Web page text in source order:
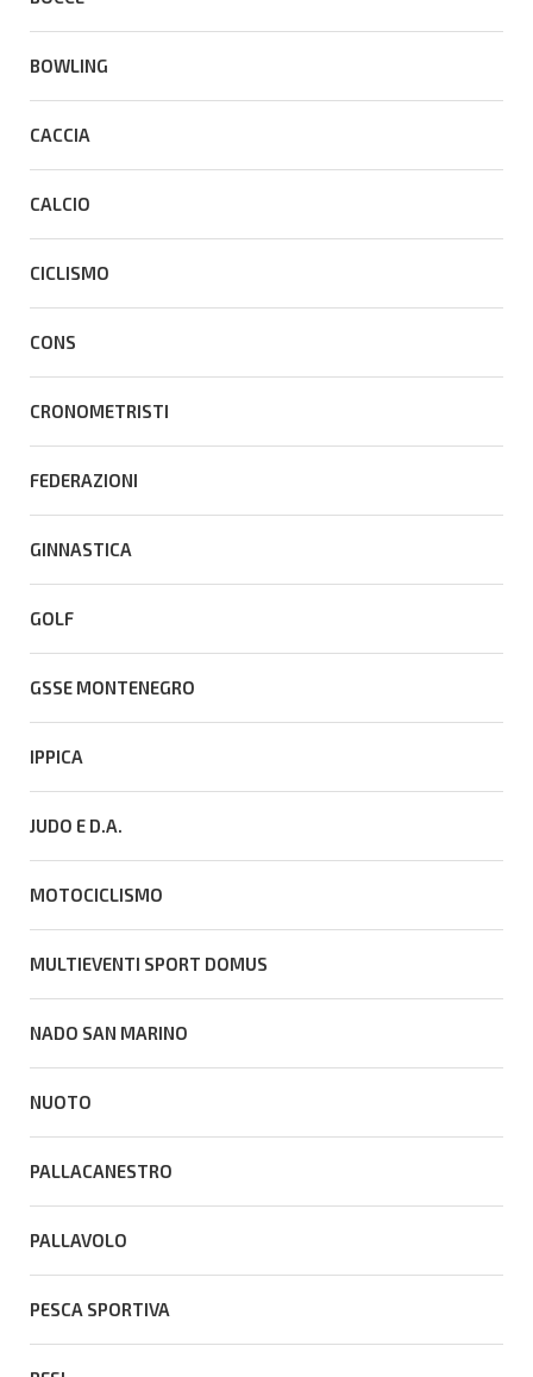
BOWLING
CACCIA
CALCIO
CICLISMO
CONS
CRONOMETRISTI
FEDERAZIONI
GINNASTICA
GOLF
GSSE MONTENEGRO
IPPICA
JUDO E D.A.
MOTOCICLISMO
MULTIEVENTI SPORT DOMUS
NADO SAN MARINO
NUOTO
PALLACANESTRO
PALLAVOLO
PESCA SPORTIVA